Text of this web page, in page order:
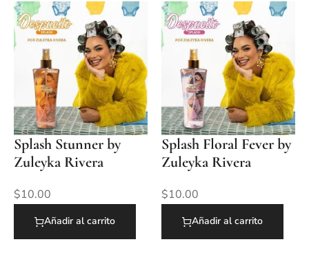
Splash Stunner by
Zuleyka Rivera
$10.00
Añadir al carrito
Splash Floral Fever by
Zuleyka Rivera
$10.00
Añadir al carrito